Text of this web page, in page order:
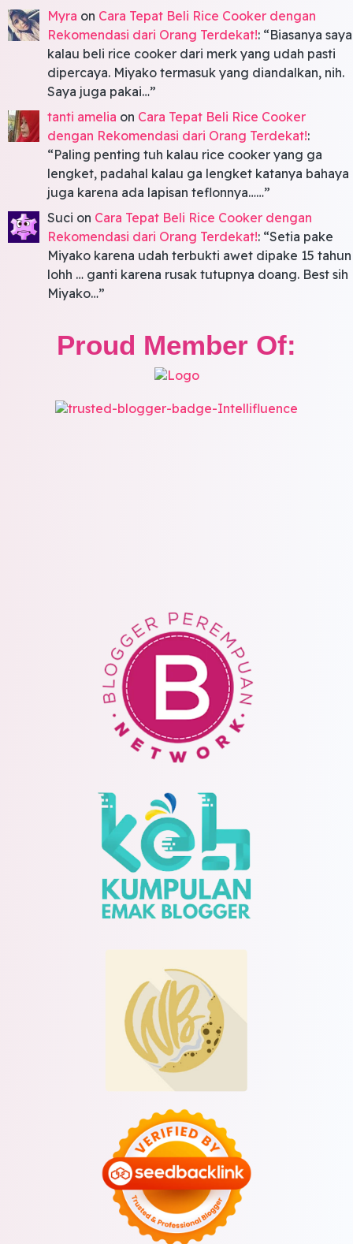
Myra on Cara Tepat Beli Rice Cooker dengan
Rekomendasi dari Orang Terdekat!: “Biasanya saya
kalau beli rice cooker dari merk yang udah pasti
dipercaya. Miyako termasuk yang diandalkan, nih.
Saya juga pakai…”
tanti amelia on Cara Tepat Beli Rice Cooker
dengan Rekomendasi dari Orang Terdekat!:
“Paling penting tuh kalau rice cooker yang ga
lengket, padahal kalau ga lengket katanya bahaya
juga karena ada lapisan teflonnya……”
Suci on Cara Tepat Beli Rice Cooker dengan
Rekomendasi dari Orang Terdekat!: “Setia pake
Miyako karena udah terbukti awet dipake 15 tahun
lohh … ganti karena rusak tutupnya doang. Best sih
Miyako…”
Proud Member Of: